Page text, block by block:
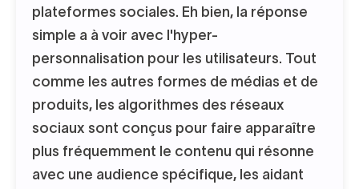
plateformes sociales. Eh bien, la réponse
simple a à voir avec l'hyper-
personnalisation pour les utilisateurs. Tout
comme les autres formes de médias et de
produits, les algorithmes des réseaux
sociaux sont conçus pour faire apparaître
plus fréquemment le contenu qui résonne
avec une audience spécifique, les aidant